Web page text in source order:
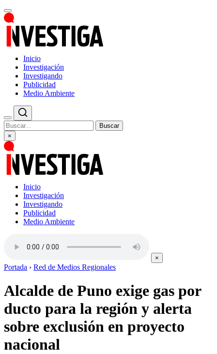
Inicio
Investigación
Investigando
Publicidad
Medio Ambiente
Buscar
×
Inicio
Investigación
Investigando
Publicidad
Medio Ambiente
×
Portada › Red de Medios Regionales
Alcalde de Puno exige gas por
ducto para la región y alerta
sobre exclusión en proyecto
nacional